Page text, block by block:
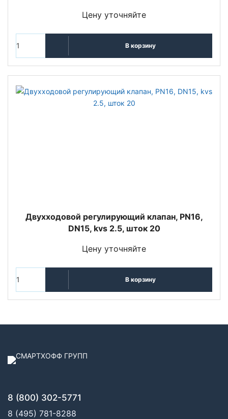
Цену уточняйте
В корзину
Двухходовой регулирующий клапан, PN16,
DN15, kvs 2.5, шток 20
Цену уточняйте
В корзину
8 (800) 302-5771
8 (495) 781-8288